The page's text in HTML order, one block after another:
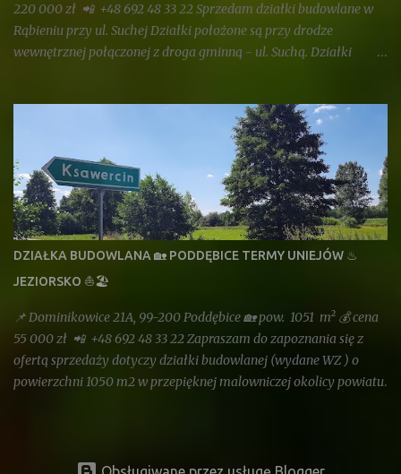
220 000 zł 📲 +48 692 48 33 22 Sprzedam działki budowlane w
Rąbieniu przy ul. Suchej Działki położone są przy drodze
wewnętrznej połączonej z droga gminną - ul. Suchą. Działki
działka jest wyposażona w szafkę energetyczną z licznikiem oraz
przyłącze ze studzienką wodociągową . Jest to doskonałe miejsce
do budowy domu całorocznego . Miejscowość jest dobrze
skomunikowana, można szybko dotrzeć do miasta na zakupy lub
do pracy, jednocześnie korzystając w pozostałym czasie z zalet
cichej wolnej od smogu okolicy. Komunikacja miejska autobus 97A
Prezentowane działki to idealne miejsce dla rodziny z dziećmi. Do
Szkoły Podstawowej w Rąbieniu jest ok. 600 m, można więc
dotrzeć do niej piechotą. W Szkole jest biblioteka, świetlica
szkolna, monitoring, stołówka, sala gimnastyczna. ...
DZIAŁKA BUDOWLANA 🏡 PODDĘBICE TERMY UNIEJÓW ♨
JEZIORSKO ⛵🏖
📌 Dominikowice 21A, 99-200 Poddębice 🏡 pow. 1051 m² 💰 cena
55 000 zł 📲 +48 692 48 33 22 Zapraszam do zapoznania się z
ofertą sprzedaży dotyczy działki budowlanej (wydane WZ ) o
powierzchni 1050 m2 w przepięknej malowniczej okolicy powiatu
odległości ok. 1,5 km od dużego kompleksu leśnego liściasto -